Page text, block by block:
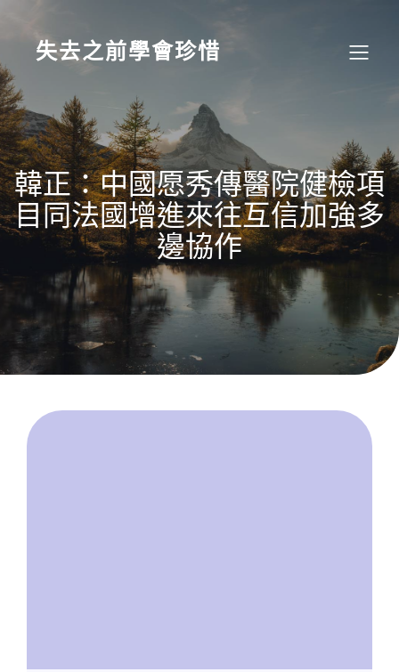
content
失去之前學會珍惜
韓正：中國愿秀傳醫院健檢項
目同法國增進來往互信加強多
邊協作